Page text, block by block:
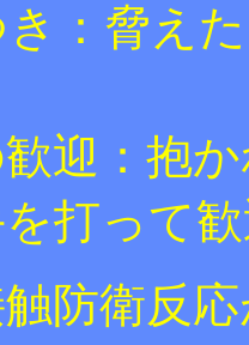
：脅え
迎：抱
打って
防衛反